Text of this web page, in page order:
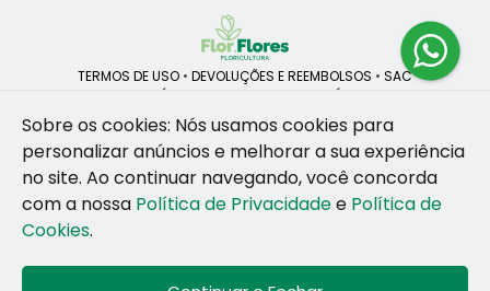
TERMOS DE USO • DEVOLUÇÕES E REEMBOLSOS • SAC
POLÍTICA DE PRIVACIDADE POLÍTICA DE COOKIES
ROSANE CRISTINA LINS DE VESCONCELOS | CNPJ: 55.381.783/0001-92
CAIS SANTA RITA, no SN, BOX 34-35, Sao Jose - Recife - PE - 50020-
© 2024-2026 - Todos os direitos reservados - Desenvolvido por
Sobre os cookies: Nós usamos cookies para
personalizar anúncios e melhorar a sua experiência
no site. Ao continuar navegando, você concorda
com a nossa Política de Privacidadee Política de
Cookies.